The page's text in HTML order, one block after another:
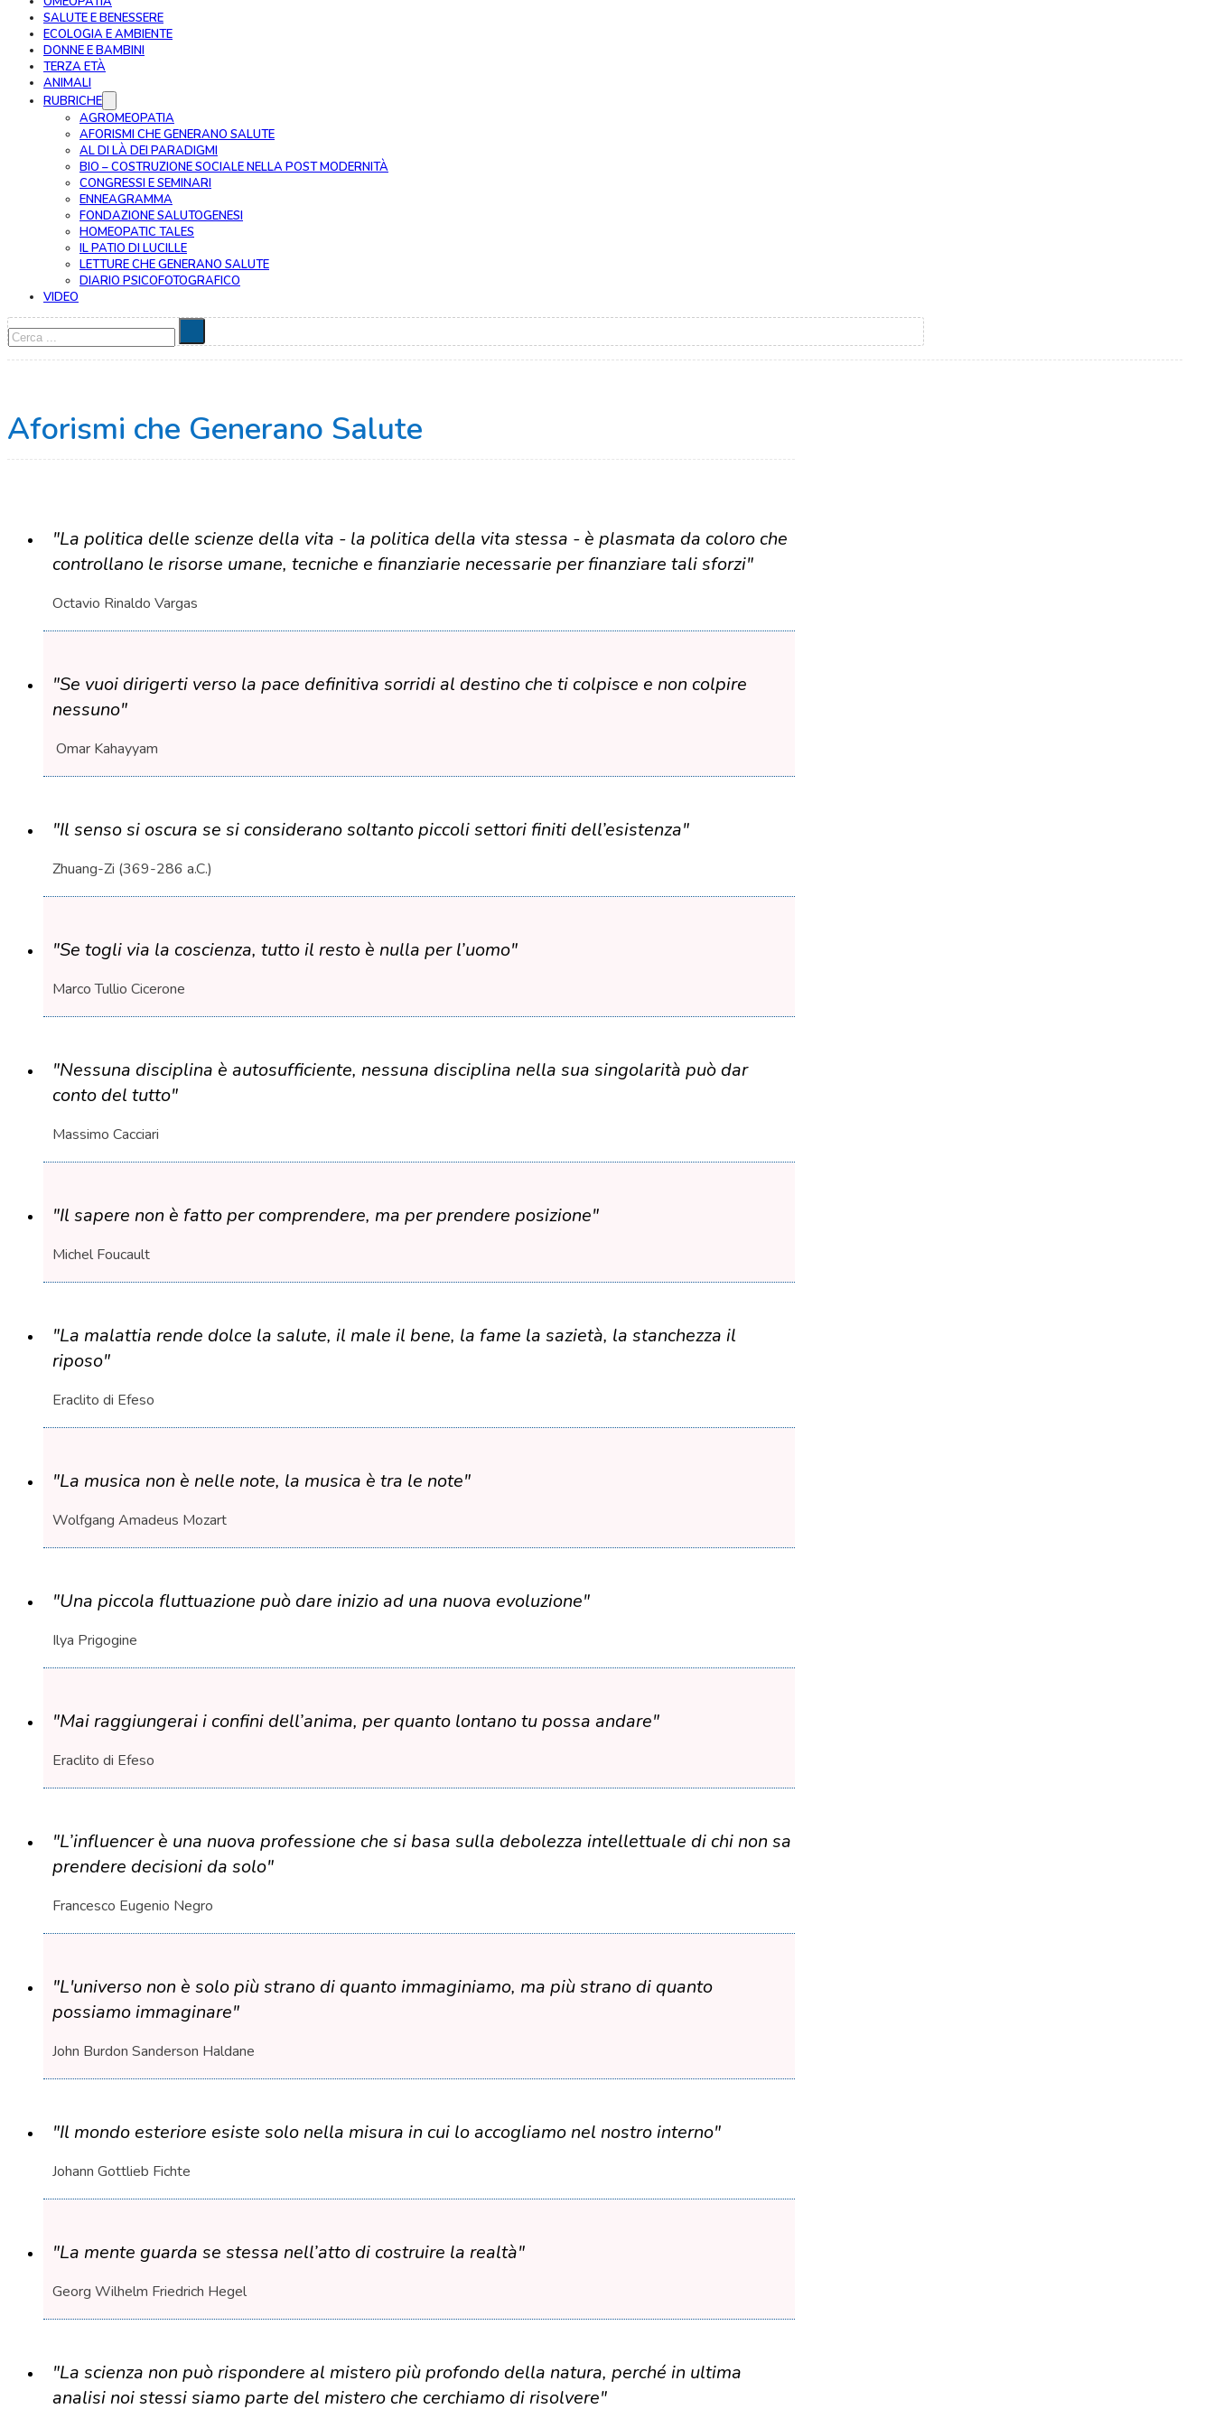
SALUTE E BENESSERE
ECOLOGIA E AMBIENTE
DONNE E BAMBINI
TERZA ETÀ
ANIMALI
RUBRICHE
AGROMEOPATIA
AFORISMI CHE GENERANO SALUTE
AL DI LÀ DEI PARADIGMI
BIO – COSTRUZIONE SOCIALE NELLA POST MODERNITÀ
CONGRESSI E SEMINARI
ENNEAGRAMMA
FONDAZIONE SALUTOGENESI
HOMEOPATIC TALES
IL PATIO DI LUCILLE
LETTURE CHE GENERANO SALUTE
DIARIO PSICOFOTOGRAFICO
VIDEO
Cerca
Aforismi che Generano Salute
"La politica delle scienze della vita - la politica della vita stessa - è plasmata da coloro che
controllano le risorse umane, tecniche e finanziarie necessarie per finanziare tali sforzi"
Octavio Rinaldo Vargas
"Se vuoi dirigerti verso la pace definitiva sorridi al destino che ti colpisce e non colpire
nessuno"
Omar Kahayyam
"Il senso si oscura se si considerano soltanto piccoli settori finiti dell’esistenza"
Zhuang-Zi (369-286 a.C.)
"Se togli via la coscienza, tutto il resto è nulla per l’uomo"
Marco Tullio Cicerone
"Nessuna disciplina è autosufficiente, nessuna disciplina nella sua singolarità può dar
conto del tutto"
Massimo Cacciari
"Il sapere non è fatto per comprendere, ma per prendere posizione"
Michel Foucault
"La malattia rende dolce la salute, il male il bene, la fame la sazietà, la stanchezza il
riposo"
Eraclito di Efeso
"La musica non è nelle note, la musica è tra le note"
Wolfgang Amadeus Mozart
"Una piccola fluttuazione può dare inizio ad una nuova evoluzione"
Ilya Prigogine
"Mai raggiungerai i confini dell’anima, per quanto lontano tu possa andare"
Eraclito di Efeso
"L’influencer è una nuova professione che si basa sulla debolezza intellettuale di chi non sa
prendere decisioni da solo"
Francesco Eugenio Negro
"L'universo non è solo più strano di quanto immaginiamo, ma più strano di quanto
possiamo immaginare"
John Burdon Sanderson Haldane
"Il mondo esteriore esiste solo nella misura in cui lo accogliamo nel nostro interno"
Johann Gottlieb Fichte
"La mente guarda se stessa nell’atto di costruire la realtà"
Georg Wilhelm Friedrich Hegel
"La scienza non può rispondere al mistero più profondo della natura, perché in ultima
analisi noi stessi siamo parte del mistero che cerchiamo di risolvere"